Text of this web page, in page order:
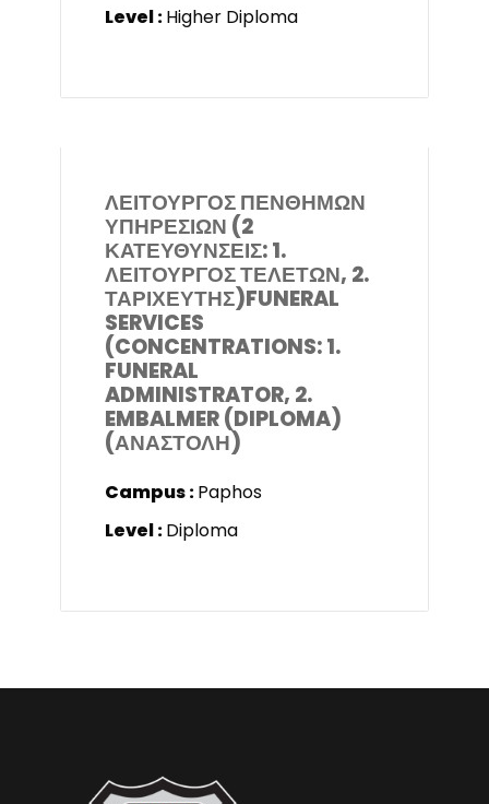
Level :Higher Diploma
ΛΕΙΤΟΥΡΓΟΣ ΠΕΝΘΗΜΩΝ
ΥΠΗΡΕΣΙΩΝ (2
ΚΑΤΕΥΘΥΝΣΕΙΣ: 1.
ΛΕΙΤΟΥΡΓΟΣ ΤΕΛΕΤΩΝ, 2.
ΤΑΡΙΧΕΥΤΗΣ)FUNERAL
SERVICES
(CONCENTRATIONS: 1.
FUNERAL
ADMINISTRATOR, 2.
EMBALMER (DIPLOMA)
(ΑΝΑΣΤΟΛΗ)
Campus :Paphos
Level :Diploma